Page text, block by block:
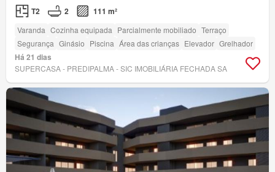
T2 2 111 m²
Varanda Cozinha equipada Parcialmente mobiliado Terraço
Segurança Ginásio Piscina Área das crianças Elevador Grelhador
Há 21 dias
SUPERCASA - PREDIPALMA - SIC IMOBILIÁRIA FECHADA SA